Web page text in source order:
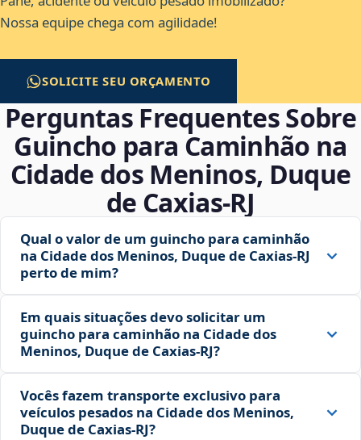
Nossa equipe chega com agilidade!
SOLICITE SEU ORÇAMENTO
Perguntas Frequentes Sobre
Guincho para Caminhão na
Cidade dos Meninos, Duque
de Caxias‑RJ
Qual o valor de um guincho para caminhão
na Cidade dos Meninos, Duque de Caxias‑RJ
perto de mim?
Em quais situações devo solicitar um
guincho para caminhão na Cidade dos
Meninos, Duque de Caxias‑RJ?
Vocês fazem transporte exclusivo para
veículos pesados na Cidade dos Meninos,
Duque de Caxias‑RJ?